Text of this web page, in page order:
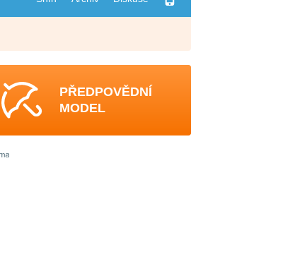
PŘEDPOVĚDNÍ
MODEL